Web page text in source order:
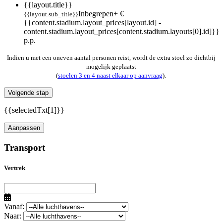
{{layout.title}}
{{layout.sub_title}}Inbegrepen+ €
{{content.stadium.layout_prices[layout.id] -
content.stadium.layout_prices[content.stadium.layouts[0].id]}}
p.p.
Indien u met een oneven aantal personen reist, wordt de extra stoel zo dichtbij
mogelijk geplaatst
(stoelen 3 en 4 naast elkaar op aanvraag).
Volgende stap
{{selectedTxt[1]}}
Aanpassen
Transport
Vertrek
Vanaf:
Naar: